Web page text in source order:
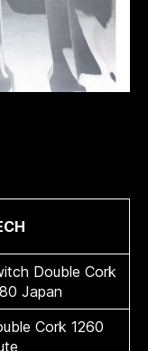
Double Cork
Japan
Cork 1260